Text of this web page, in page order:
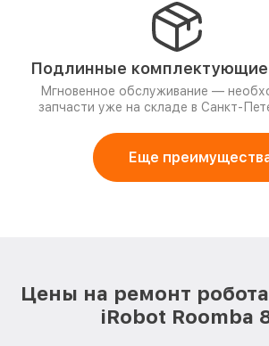
Подлинные комплектующие
Мгновенное обслуживание —
запчасти уже на складе в Санкт-
Еще
Цены на ремонт
iRobot Roomba